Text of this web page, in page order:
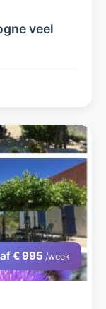
veel
€ 995 /week